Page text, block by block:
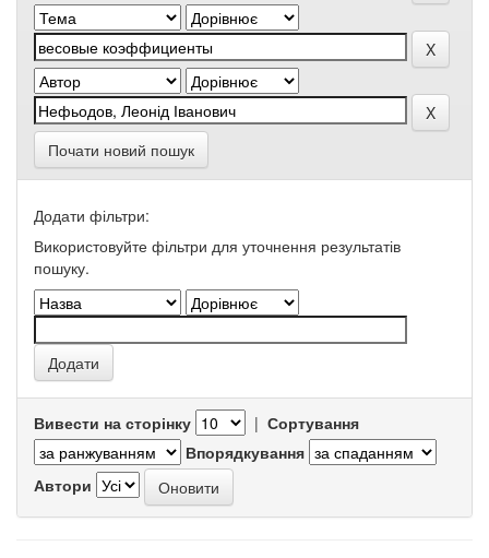
Почати новий пошук
Додати фільтри:
Використовуйте фільтри для уточнення результатів
пошуку.
Вивести на сторінку | Сортування
Впорядкування
Автори